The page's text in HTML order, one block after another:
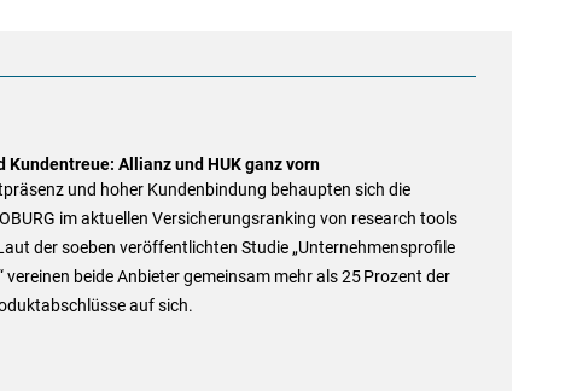
Kundentreue: Allianz und HUK ganz vorn
und hoher Kundenbindung behaupten sich die
im aktuellen Versicherungsranking von research tools
der soeben veröffentlichten Studie „Unternehmensprofile
vereinen beide Anbieter gemeinsam mehr als 25 Prozent der
auf sich.